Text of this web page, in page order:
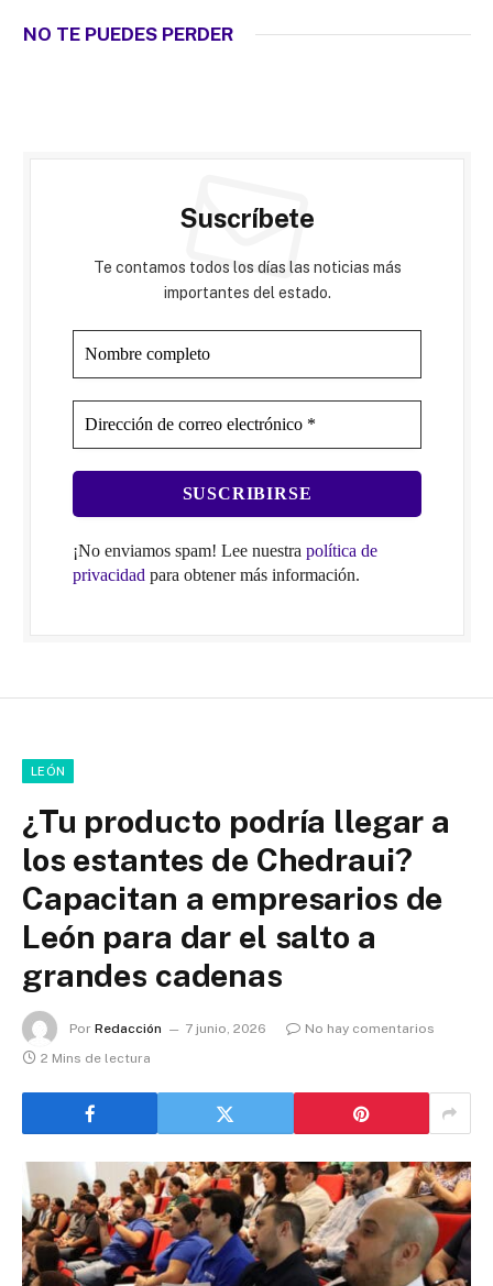
NO TE PUEDES PERDER
Suscríbete
Te contamos todos los días las noticias más
importantes del estado.
¡No enviamos spam! Lee nuestra política de
privacidadpara obtener más información.
LEÓN
¿Tu producto podría llegar a
los estantes de Chedraui?
Capacitan a empresarios de
León para dar el salto a
grandes cadenas
Por Redacción 7 junio, 2026
No hay comentarios
2 Mins de lectura